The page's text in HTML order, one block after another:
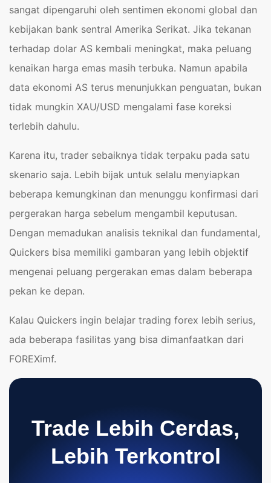
sangat dipengaruhi oleh sentimen ekonomi global dan
kebijakan bank sentral Amerika Serikat. Jika tekanan
terhadap dolar AS kembali meningkat, maka peluang
kenaikan harga emas masih terbuka. Namun apabila
data ekonomi AS terus menunjukkan penguatan, bukan
tidak mungkin XAU/USD mengalami fase koreksi
terlebih dahulu.
Karena itu, trader sebaiknya tidak terpaku pada satu
skenario saja. Lebih bijak untuk selalu menyiapkan
beberapa kemungkinan dan menunggu konfirmasi dari
pergerakan harga sebelum mengambil keputusan.
Dengan memadukan analisis teknikal dan fundamental,
Quickers bisa memiliki gambaran yang lebih objektif
mengenai peluang pergerakan emas dalam beberapa
pekan ke depan.
Kalau Quickers ingin belajar trading forex lebih serius,
ada beberapa fasilitas yang bisa dimanfaatkan dari
FOREXimf.
Trade Lebih Cerdas,
Lebih Terkontrol